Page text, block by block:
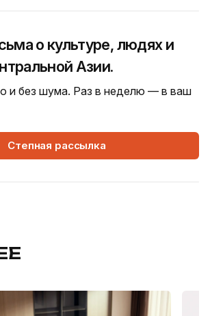
о культуре, людях и
Азии.
и без шума. Раз в неделю — в ваш
Степная рассылка